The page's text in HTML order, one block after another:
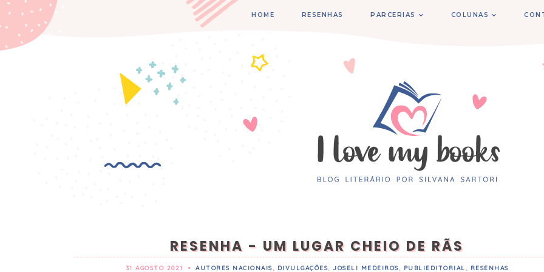
HOME RESENHAS PARCERIAS COLUNAS
RESENHA - UM LUGAR CHEIO DE RÃS
31 AGOSTO 2021 • AUTORES NACIONAIS DIVULGAÇÕES JOSELI MEDEIROS PUBLIEDITORIAL RESENHAS